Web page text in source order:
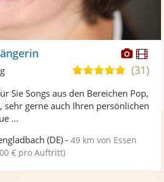
Fotos
5,0
5
(31)
Sie Songs aus den Bereichen Pop,
sehr gerne auch Ihren persönlichen
...
(DE) -49 km von Essen
€ pro Auftritt)